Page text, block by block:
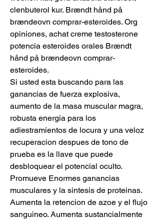
clenbuterol kur. Brændt hånd på
brændeovn comprar-esteroides. Org
opiniones, achat creme testosterone
potencia esteroides orales Brændt
hånd på brændeovn comprar-
esteroides.
Si usted esta buscando para las
ganancias de fuerza explosiva,
aumento de la masa muscular magra,
robusta energia para los
adiestramientos de locura y una veloz
recuperacion despues de tono de
prueba es la llave que puede
desbloquear el potencial oculto.
Promueve Enormes ganancias
musculares y la sintesis de proteinas.
Aumenta la retencion de azoe y el flujo
sanguineo. Aumenta sustancialmente